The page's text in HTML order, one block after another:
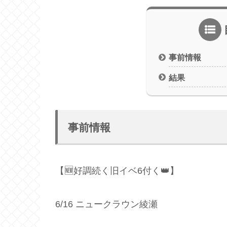
事前情報
結果
事前情報
【🆕好調続く旧イベ6付く👑】
6/16 ニュークラウン綾瀬